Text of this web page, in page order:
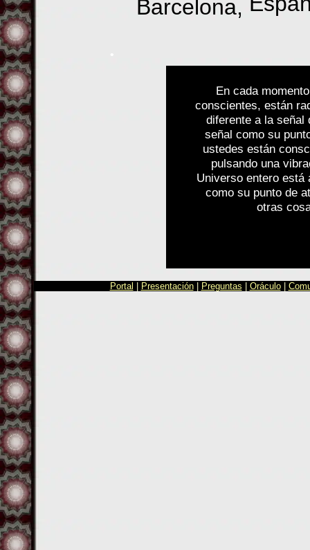
Barcelona,
En cada
conscientes, están
diferente a la señal
señal como su
ustedes están
pulsando una
Universo entero está
como su punto de
otras
Portal Presentación| Preguntas Oráculo|